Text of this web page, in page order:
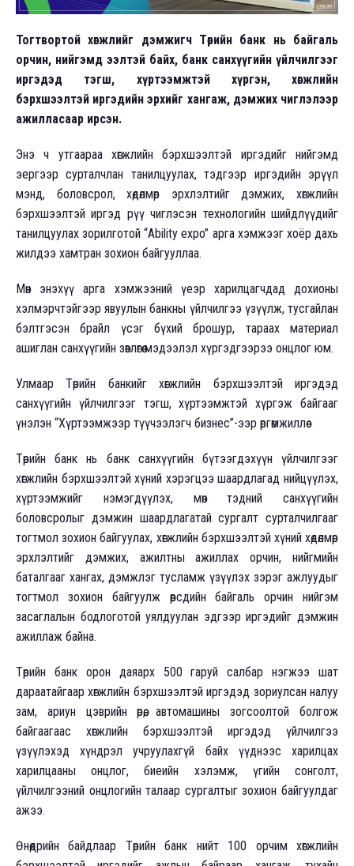
Тогтвортой хөгжлийг дэмжигч Төрийн банк нь байгаль
орчин, нийгэмд ээлтэй байх, банк санхүүгийн үйлчилгээг
иргэдэд тэгш, хүртээмжтэй хүргэн, хөгжлийн
бэрхшээлтэй иргэдийн эрхийг хангаж, дэмжих чиглэлээр
ажилласаар ирсэн.
Энэ ч утгаараа хөгжлийн бэрхшээлтэй иргэдийг нийгэмд
эергээр сурталчлан танилцуулах, тэдгээр иргэдийн эрүүл
мэнд, боловсрол, хөдөлмөр эрхлэлтийг дэмжих, хөгжлийн
бэрхшээлтэй иргэд рүү чиглэсэн технологийн шийдлүүдийг
танилцуулах зорилготой “Ability expo” арга хэмжээг хоёр дахь
жилдээ хамтран зохион байгууллаа.
Мөн энэхүү арга хэмжээний үеэр харилцагчдад дохионы
хэлмэрчтэйгээр явуулын банкны үйлчилгээ үзүүлж, тусгайлан
бэлтгэсэн брайл үсэг бүхий брошур, тараах материал
ашиглан санхүүгийн зөвлөгөө мэдээлэл хүргэдгээрээ онцлог юм.
Улмаар Төрийн банкийг хөгжлийн бэрхшээлтэй иргэдэд
санхүүгийн үйлчилгээг тэгш, хүртээмжтэй хүргэж байгааг
үнэлэн “Хүртээмжээр түүчээлэгч бизнес”-ээр өргөмжиллөө
Төрийн банк нь банк санхүүгийн бүтээгдэхүүн үйлчилгээг
хөгжлийн бэрхшээлтэй хүний хэрэгцээ шаардлагад нийцүүлэх,
хүртээмжийг нэмэгдүүлэх, мөн тэдний санхүүгийн
боловсролыг дэмжин шаардлагатай сургалт сурталчилгааг
тогтмол зохион байгуулах, хөгжлийн бэрхшээлтэй хүний хөдөлмөр
эрхлэлтийг дэмжих, ажилтны ажиллах орчин, нийгмийн
баталгааг хангах, дэмжлэг тусламж үзүүлэх зэрэг ажлуудыг
тогтмол зохион байгуулж өөрсдийн байгаль орчин нийгэм
засаглалын бодлоготой уялдуулан эдгээр иргэдийг дэмжин
ажиллаж байна.
Төрийн банк орон даяарх 500 гаруй салбар нэгжээ шат
дараатайгаар хөгжлийн бэрхшээлтэй иргэдэд зориулсан налуу
зам, ариун цэврийн өрөө, автомашины зогсоолтой болгож
байгаагаас хөгжлийн бэрхшээлтэй иргэдэд үйлчилгээ
үзүүлэхэд хүндрэл учруулахгүй байх үүднээс харилцах
харилцааны онцлог, биеийн хэлэмж, үгийн сонголт,
үйлчилгээний онцлогийн талаар сургалтыг зохион байгуулдаг
ажээ.
Өнөөдрийн байдлаар Төрийн банк нийт 100 орчим хөгжлийн